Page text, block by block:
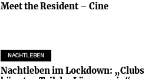
Meet the Resident – Cine
NACHTLEBEN
Nachtleben im Lockdown: „Clubs